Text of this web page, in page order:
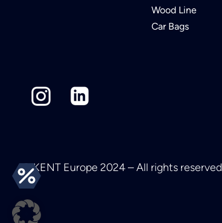
Wood Line
Car Bags
© KENT Europe 2024 – All rights reserved